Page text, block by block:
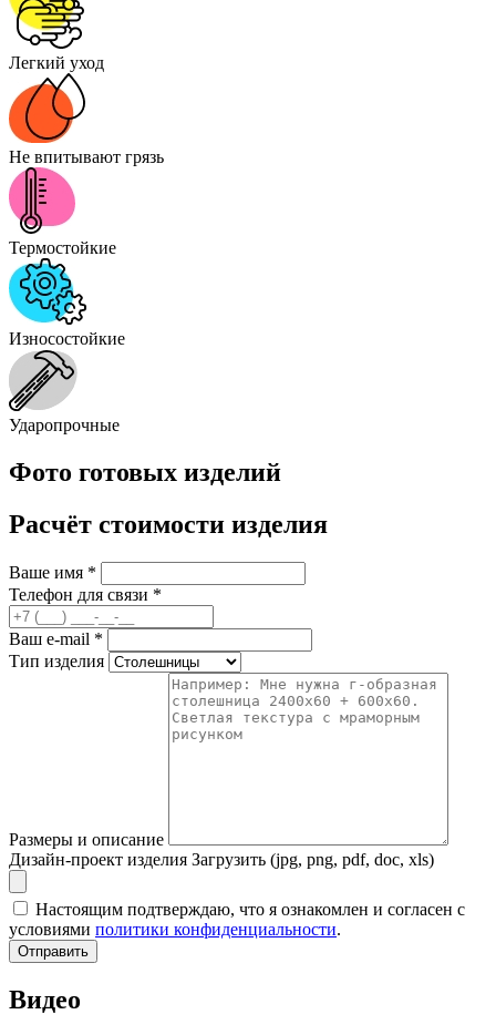
Легкий уход
Не впитывают грязь
Термостойкие
Износостойкие
Ударопрочные
Фото готовых изделий
Расчёт стоимости изделия
Ваше имя *
Телефон для связи *
Ваш e-mail *
Тип изделия
Размеры и описание
Дизайн-проект изделия Загрузить (jpg, png, pdf, doc, xls)
Настоящим подтверждаю, что я ознакомлен и согласен с
условиями политики конфиденциальности.
Отправить
Видео